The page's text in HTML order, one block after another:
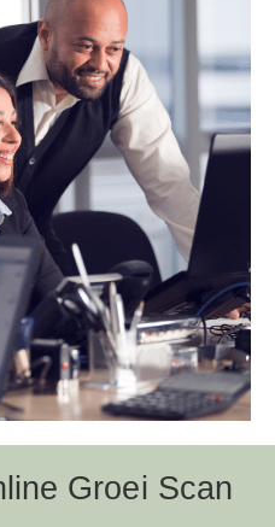
Groei Scan